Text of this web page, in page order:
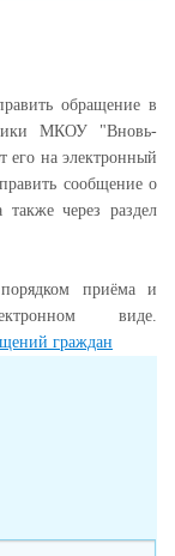
обращение в
МКОУ "Вновь-
на электронный
сообщение о
через раздел
приёма и
виде.
граждан